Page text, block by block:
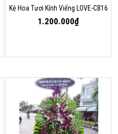
Kệ Hoa Tươi Kính Viếng LOVE-CB16
1.200.000₫